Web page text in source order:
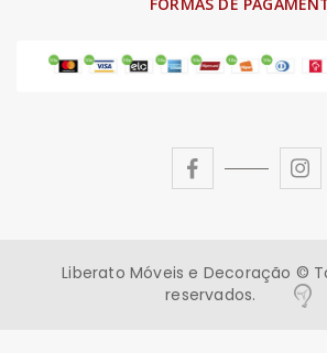
Liberato Móveis e Decoração ©
reservados.